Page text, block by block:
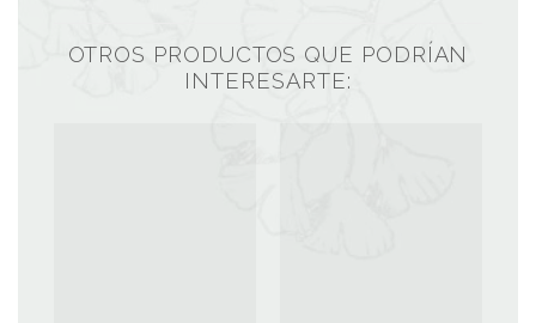
OTROS PRODUCTOS QUE PODRÍAN
INTERESARTE: